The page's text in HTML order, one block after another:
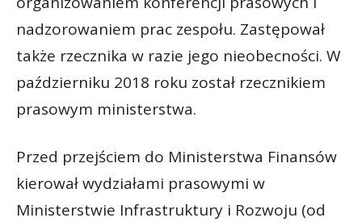
nadzorowaniem prac zespołu. Zastępował
także rzecznika w razie jego nieobecności. W
październiku 2018 roku został rzecznikiem
prasowym ministerstwa.
Przed przejściem do Ministerstwa Finansów
kierował wydziałami prasowymi w
Ministerstwie Infrastruktury i Rozwoju (od